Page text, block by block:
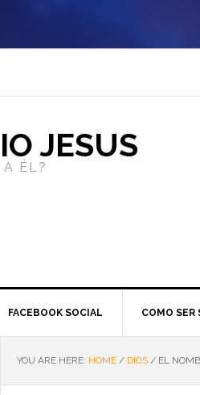
JESUS
A ÉL?
FACEBOOK SOCIAL COMO SER
YOU ARE HERE: HOME / DIOS / EL